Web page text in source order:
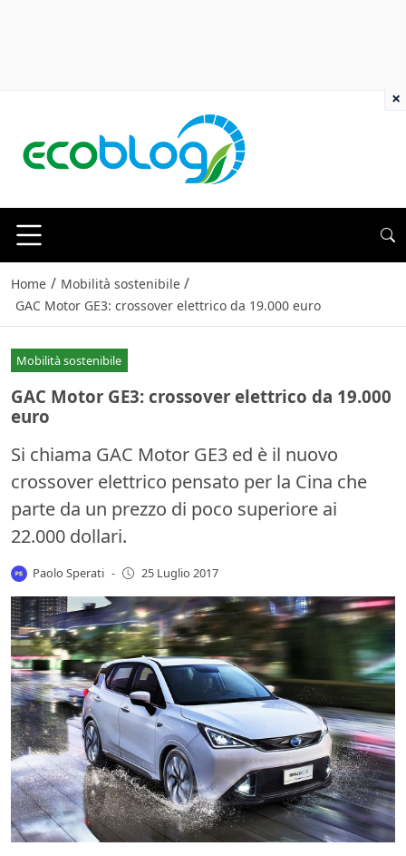
Home / Mobilità sostenibile /
GAC Motor GE3: crossover elettrico da 19.000 euro
Mobilità sostenibile
GAC Motor GE3: crossover elettrico da 19.000
euro
Si chiama GAC Motor GE3 ed è il nuovo
crossover elettrico pensato per la Cina che
parte da un prezzo di poco superiore ai
22.000 dollari.
Paolo Sperati - 25 Luglio 2017
×